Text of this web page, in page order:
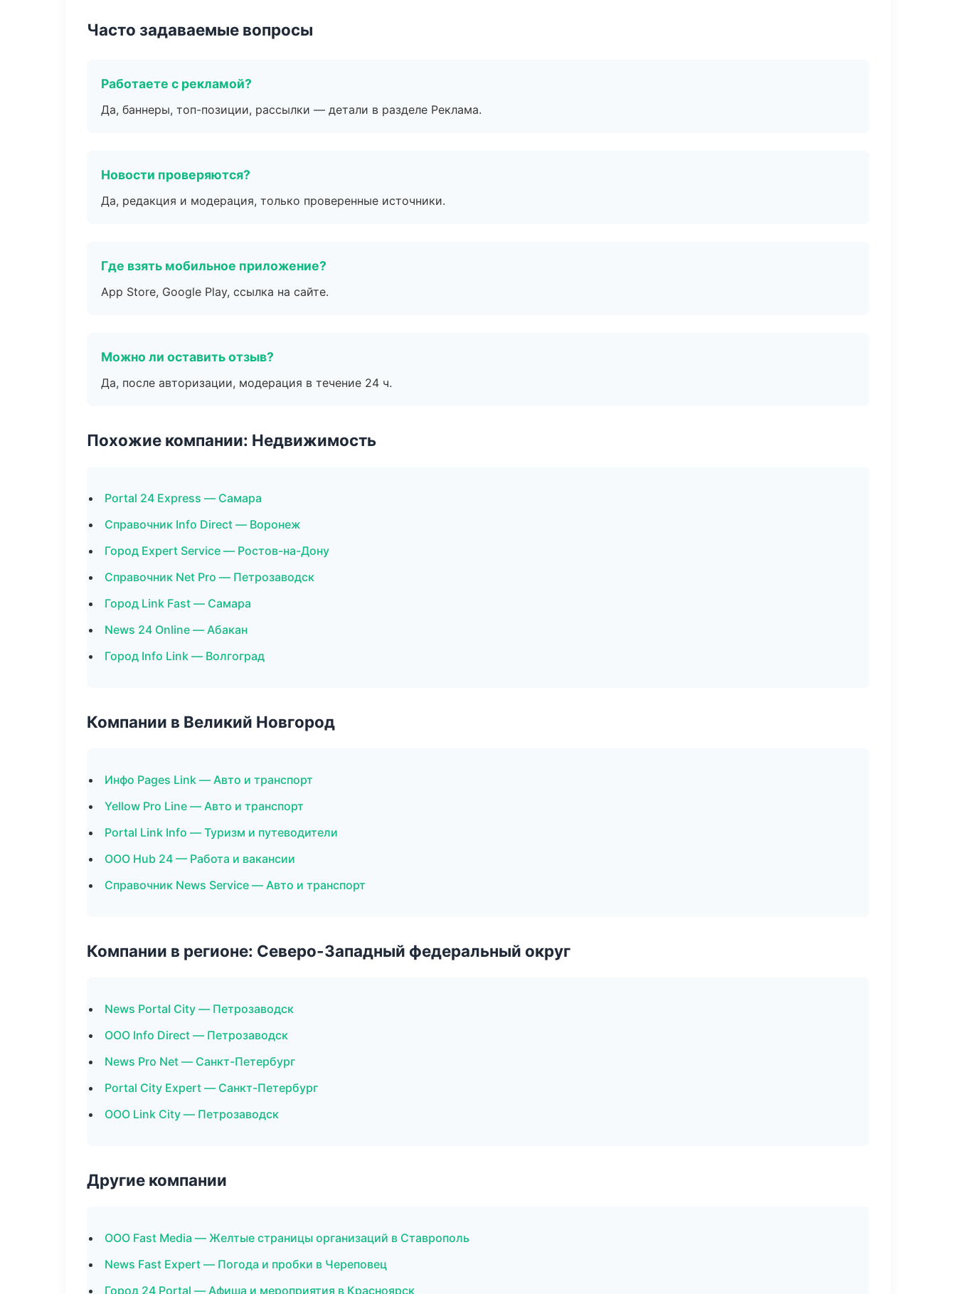
Часто задаваемые вопросы
Работаете с рекламой?
Да, баннеры, топ-позиции, рассылки — детали в разделе Реклама.
Новости проверяются?
Да, редакция и модерация, только проверенные источники.
Где взять мобильное приложение?
App Store, Google Play, ссылка на сайте.
Можно ли оставить отзыв?
Да, после авторизации, модерация в течение 24 ч.
Похожие компании: Недвижимость
Portal 24 Express — Самара
Справочник Info Direct — Воронеж
Город Expert Service — Ростов-на-Дону
Справочник Net Pro — Петрозаводск
Город Link Fast — Самара
News 24 Online — Абакан
Город Info Link — Волгоград
Компании в Великий Новгород
Инфо Pages Link — Авто и транспорт
Yellow Pro Line — Авто и транспорт
Portal Link Info — Туризм и путеводители
ООО Hub 24 — Работа и вакансии
Справочник News Service — Авто и транспорт
Компании в регионе: Северо-Западный федеральный округ
News Portal City — Петрозаводск
ООО Info Direct — Петрозаводск
News Pro Net — Санкт-Петербург
Portal City Expert — Санкт-Петербург
ООО Link City — Петрозаводск
Другие компании
ООО Fast Media — Желтые страницы организаций в Ставрополь
News Fast Expert — Погода и пробки в Череповец
Город 24 Portal — Афиша и мероприятия в Красноярск